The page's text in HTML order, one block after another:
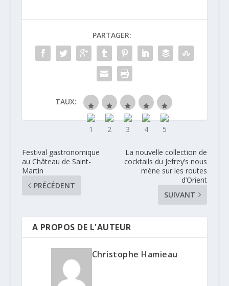
PARTAGER:
TAUX:
Festival gastronomique
au Château de Saint-
Martin
PRÉCÉDENT
La nouvelle collection de
cocktails du Jefrey’s nous
mène sur les routes
d’Orient
SUIVANT
A PROPOS DE L'AUTEUR
Christophe Hamieau